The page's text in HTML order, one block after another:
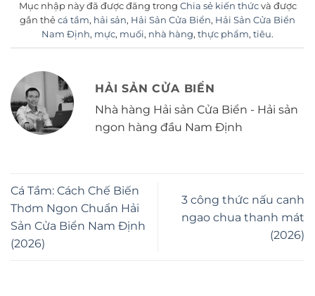
Mục nhập này đã được đăng trong Chia sẻ kiến thứcvà được
gắn thẻ cá tầm, hải sản, Hải Sản Cửa Biển, Hải Sản Cửa Biển
Nam Định, mực, muối, nhà hàng, thực phẩm, tiêu.
HẢI SẢN CỬA BIỂN
Nhà hàng Hải sản Cửa Biển - Hải sản
ngon hàng đầu Nam Định
Cá Tầm: Cách Chế Biến
Thơm Ngon Chuẩn Hải
Sản Cửa Biển Nam Định
(2026)
3 công thức nấu canh
ngao chua thanh mát
(2026)